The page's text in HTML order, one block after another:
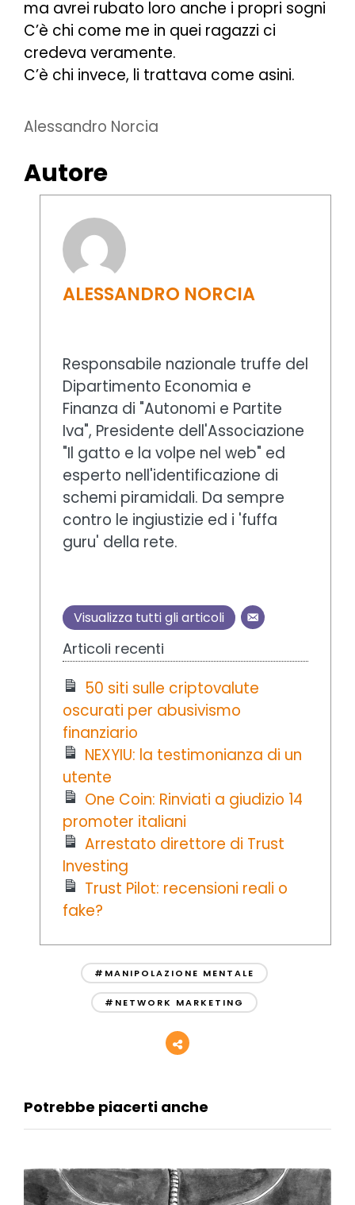
ma avrei rubato loro anche i propri sogni
C’è chi come me in quei ragazzi ci
credeva veramente.
C’è chi invece, li trattava come asini.
Alessandro Norcia
Autore
ALESSANDRO NORCIA
Responsabile nazionale truffe del
Dipartimento Economia e
Finanza di "Autonomi e Partite
Iva", Presidente dell'Associazione
"Il gatto e la volpe nel web" ed
esperto nell'identificazione di
schemi piramidali. Da sempre
contro le ingiustizie ed i 'fuffa
guru' della rete.
Visualizza tutti gli articoli
Articoli recenti
50 siti sulle criptovalute
oscurati per abusivismo
finanziario
NEXYIU: la testimonianza di un
utente
One Coin: Rinviati a giudizio 14
promoter italiani
Arrestato direttore di Trust
Investing
Trust Pilot: recensioni reali o
fake?
#MANIPOLAZIONE MENTALE
#NETWORK MARKETING
Potrebbe piacerti anche